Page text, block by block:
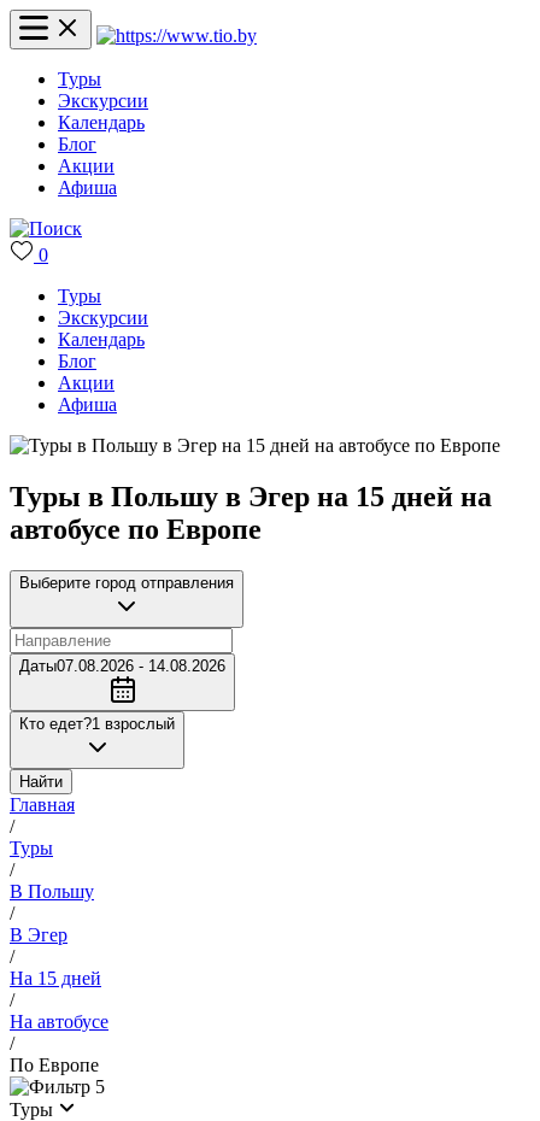
Туры
Экскурсии
Календарь
Блог
Акции
Афиша
0
Туры
Экскурсии
Календарь
Блог
Акции
Афиша
Туры в Польшу в Эгер на 15 дней на
автобусе по Европе
Выберите город отправления
Даты07.08.2026 - 14.08.2026
Кто едет?1 взрослый
Найти
Главная
/
Туры
/
В Польшу
/
В Эгер
/
На 15 дней
/
На автобусе
/
По Европе
5
Туры